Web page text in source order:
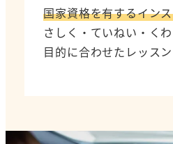
国家資格を有するイン
さしく・ていねい・く
目的に合わせたレッスン